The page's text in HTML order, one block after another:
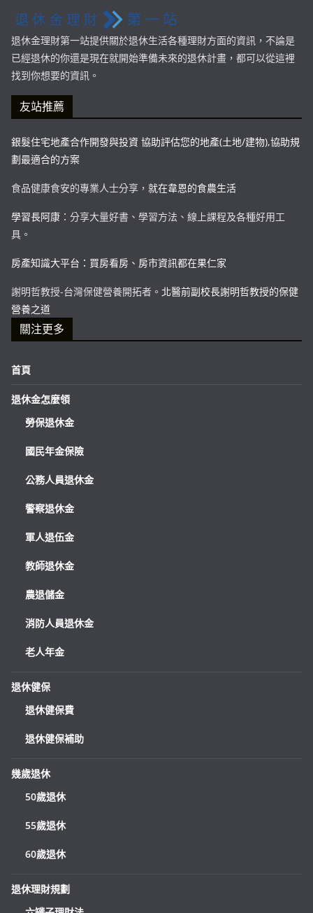
退休金理財第一站提供關於退休生活各種理財方面的資訊，不論是
已經退休的你還是現在就開始準備未來的退休計畫，都可以從這裡
找到你想要的資訊。
友站推薦
銀髮住宅地產合作開發與投資 協助評估您的地產(土地/建物),協助規
劃最適合的方案
食品健康食安的專業人士分享， 就在韋恩的食農生活
學習長阿康 ：分享大量好書、學習方法、線上課程及各種好用工
具。
房產知識大平台：買房看房、房市資訊都在果仁家
謝明哲教授-台灣保健營養開拓者。 北醫前副校長謝明哲教授的保健
營養之道
關注更多
首頁
退休金怎麼領
勞保退休金
國民年金保險
公務人員退休金
警察退休金
軍人退伍金
教師退休金
農退儲金
消防人員退休金
老人年金
退休健保
退休健保費
退休健保補助
幾歲退休
50歲退休
55歲退休
60歲退休
退休理財規劃